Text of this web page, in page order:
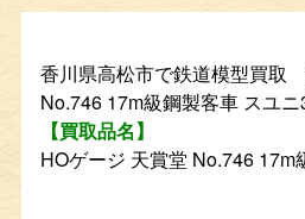
香川県高松市で鉄道模型買取
No.746 17m級鋼製客車 スユ
【買取品名】
HOゲージ 天賞堂 No.746 17m